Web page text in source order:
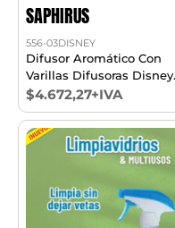
SAPHIRUS
556-03DISNEY
Difusor Aromático Con
Varillas Difusoras Disney
125ml
$4.672,27+IVA